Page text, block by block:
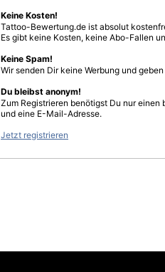
Keine Kosten!
Tattoo-Bewertung.de ist absolut
Es gibt keine Kosten, keine Abo-Fallen
Keine Spam!
Wir senden Dir keine Werbung und
Du bleibst anonym!
Zum Registrieren benötigst Du nur einen
und eine E-Mail-Adresse.
Jetzt registrieren